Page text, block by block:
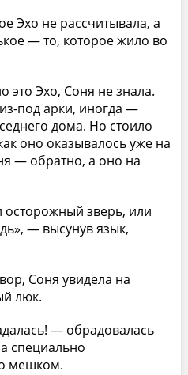
Эхо не рассчитывала, а
— то, которое жило во
это Эхо, Соня не знала.
под арки, иногда —
дома. Но стоило
оно оказывалось уже на
— обратно, а оно на
осторожный зверь, или
— высунув язык,
Соня увидела на
люк.
— обрадовалась
специально
мешком.